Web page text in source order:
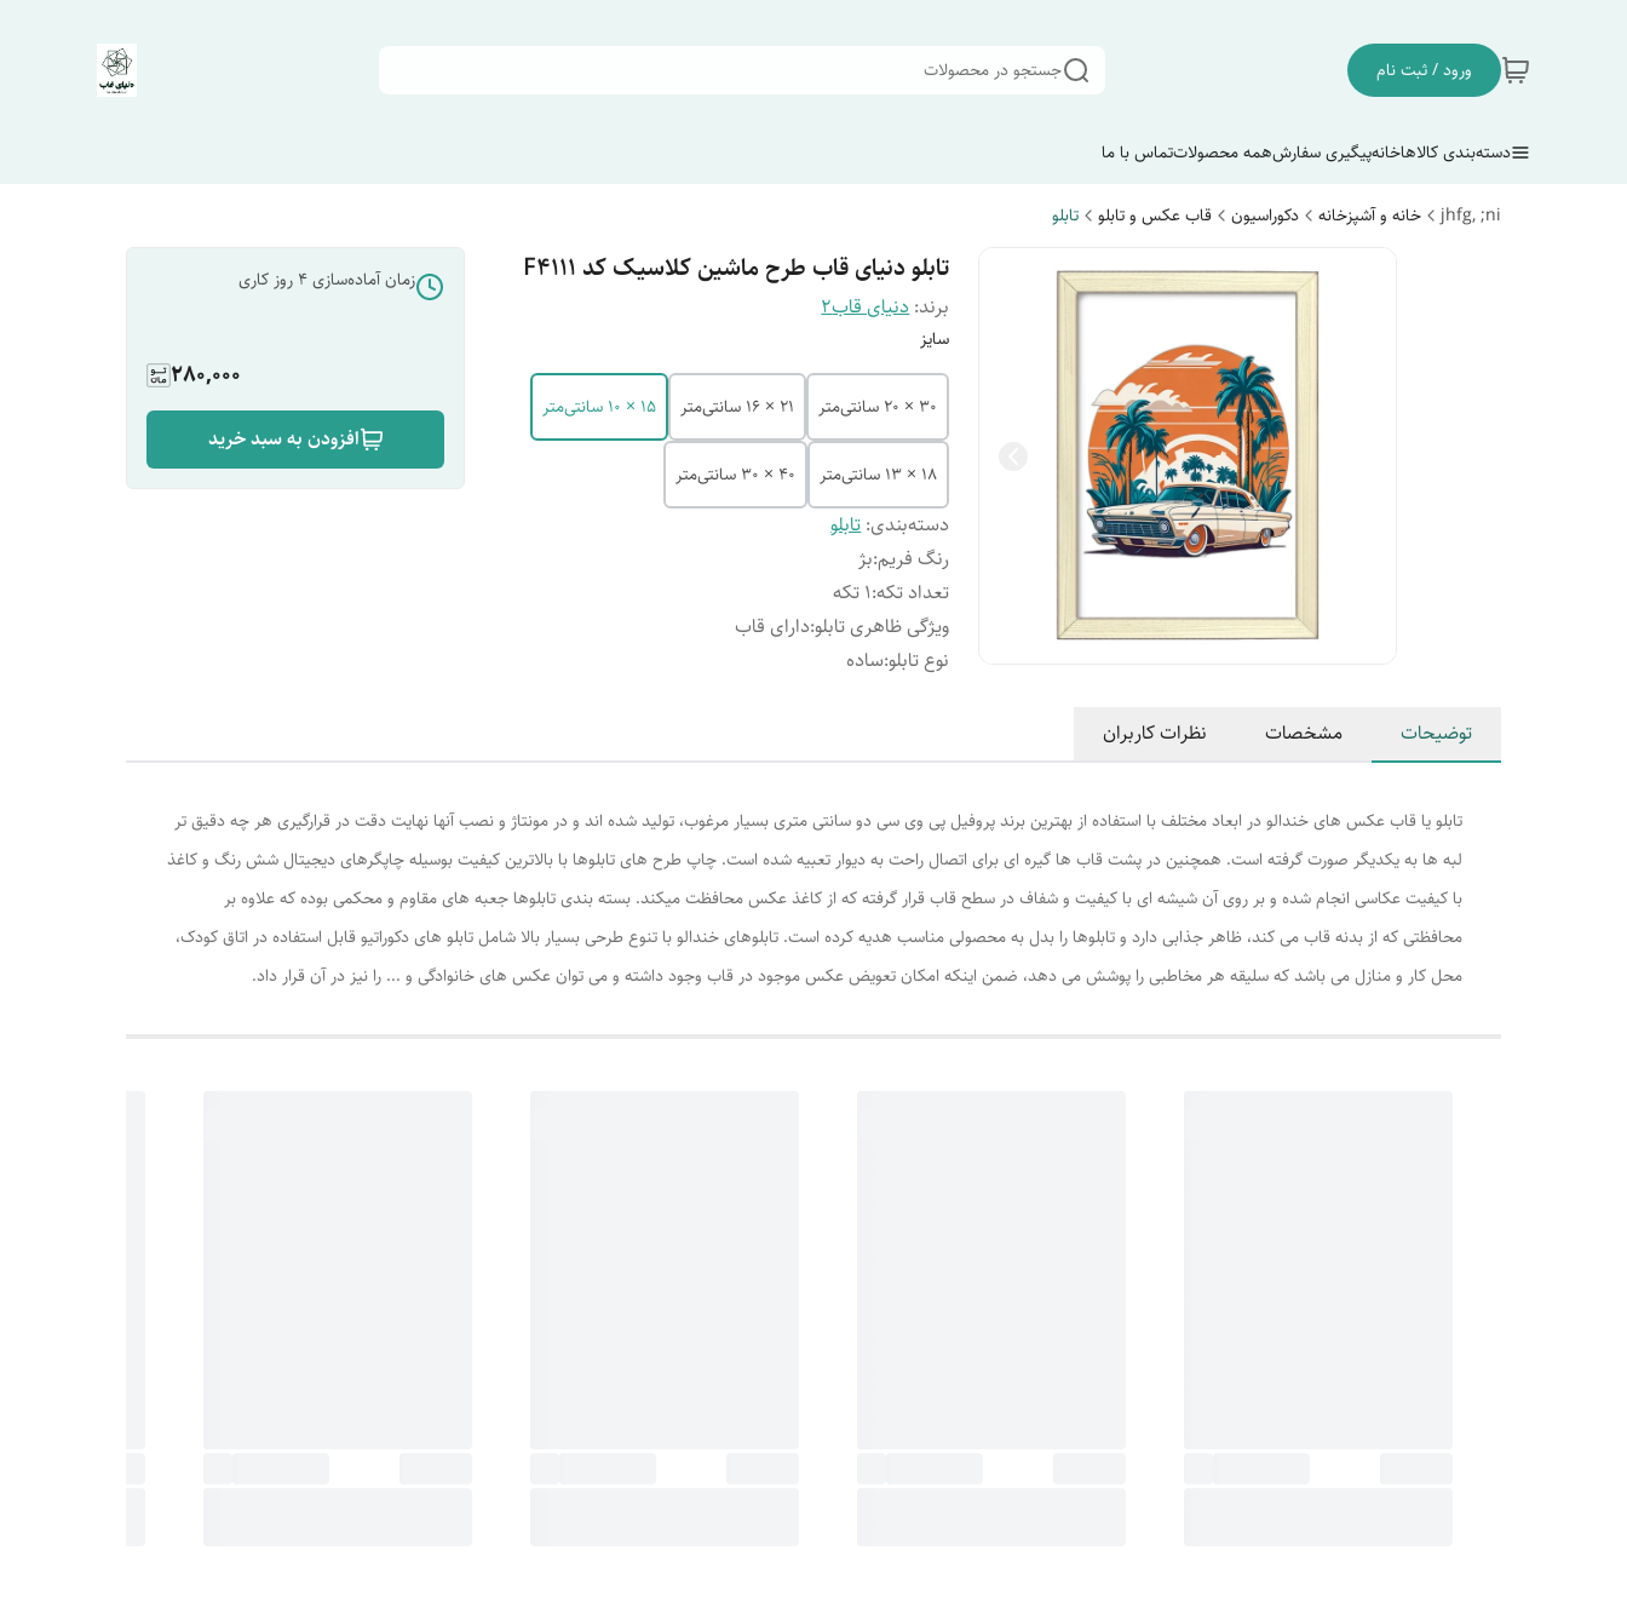
ورود / ثبت نام جستجو در محصولات
دسته‌بندی کالاهاخانهپیگیری سفارشهمه محصولاتتماس با ما
jhfg, ;ni خانه و آشپزخانه دکوراسیون قاب عکس و تابلو تابلو
تابلو دنیای قاب طرح ماشین کلاسیک کد F4111
برند:دنیای قاب2
سایز
30 × 20 سانتی‌متر 21 × 16 سانتی‌متر 15 × 10 سانتی‌متر
18 × 13 سانتی‌متر 40 × 30 سانتی‌متر
دسته‌بندی:تابلو
رنگ فریم:بژ
تعداد تکه:1 تکه
ویژگی ظاهری تابلو:دارای قاب
نوع تابلو:ساده
زمان آماده‌سازی4 روز کاری
280,000
افزودن به سبد خرید
توضیحات مشخصات نظرات کاربران
تابلو یا قاب عکس های خندالو در ابعاد مختلف با استفاده از بهترین برند پروفیل پی وی سی دو سانتی متری بسیار مرغوب، تولید شده اند و در مونتاژ و نصب آنها نهایت دقت در قرارگیری هر چه دقیق تر
لبه ها به یکدیگر صورت گرفته است. همچنین در پشت قاب ها گیره ای برای اتصال راحت به دیوار تعبیه شده است. چاپ طرح های تابلوها با بالاترین کیفیت بوسیله چاپگرهای دیجیتال شش رنگ و کاغذ
با کیفیت عکاسی انجام شده و بر روی آن شیشه ای با کیفیت و شفاف در سطح قاب قرار گرفته که از کاغذ عکس محافظت میکند. بسته بندی تابلوها جعبه های مقاوم و محکمی بوده که علاوه بر
محافظتی که از بدنه قاب می کند، ظاهر جذابی دارد و تابلوها را بدل به محصولی مناسب هدیه کرده است. تابلوهای خندالو با تنوع طرحی بسیار بالا شامل تابلو های دکوراتیو قابل استفاده در اتاق کودک،
محل کار و منازل می باشد که سلیقه هر مخاطبی را پوشش می دهد، ضمن اینکه امکان تعویض عکس موجود در قاب وجود داشته و می توان عکس های خانوادگی و ... را نیز در آن قرار داد.